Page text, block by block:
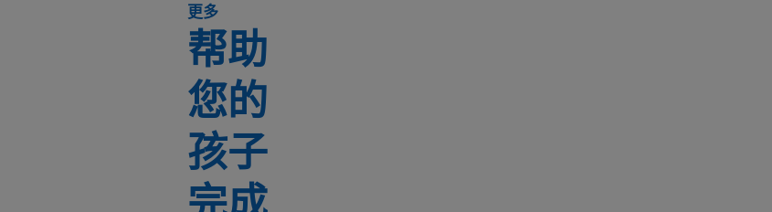
更多Learn more about Education law and rights
帮助
您的
孩子